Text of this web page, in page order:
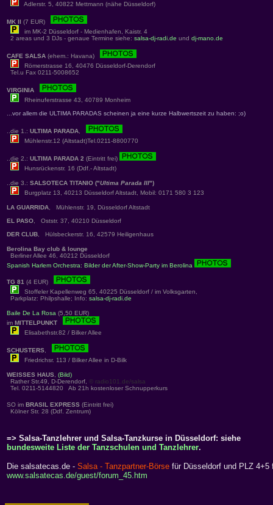
Adlerstr. 5, 40822 Mettmann (nähe Düsseldorf)
MK II (7 EUR)
im MK-2 Düsseldorf - Medienhafen, Kaistr. 4
2 areas und 3 DJs - genaue Termine siehe: salsa-dj-radi.de und dj-mano.de
CAFE SALSA (ehem.: Havana)
Römerstrasse 16, 40476 Düsseldorf-Derendorf
Tel.u Fax 0211-5008652
VIRGINIA
Rheinuferstrasse 43, 40789 Monheim
...vor allem die ULTIMA PARADAS scheinen ja eine kurze Halbwertszeit zu haben: ;o)
..die 1.: ULTIMA PARADA,
Mühlenstr.12 (Altstadt)Tel.0211-8800770
..die 2.: ULTIMA PARADA 2 (Eintritt frei)
Hunsrückenstr. 16 (Ddf.- Altstadt)
..die 3.: SALSOTECA TITANIO ("Ultima Parada III")
Burgplatz 13, 40213 Düsseldorf Altstadt, Mobil: 0171 580 3 123
LA GUARRIDA, Mühlenstr. 19, Düsseldorf Altstadt
EL PASO, Oststr. 37, 40210 Düsseldorf
DER CLUB, Hülsbeckerstr. 16, 42579 Heiligenhaus
Berolina Bay club & lounge
Berliner Allee 46, 40212 Düsseldorf
Spanish Harlem Orchestra: Bilder der After-Show-Party im Berolina
TG 81 (4 EUR)
Stoffeler Kapellenweg 65, 40225 Düsseldorf / im Volksgarten,
Parkplatz: Philpshalle; Info: salsa-dj-radi.de
Baile De La Rosa (5,50 EUR)
im MITTELPUNKT
Elisabethstr.82 / Bilker Allee
SCHUSTERS,
Friedrichsr. 113 / Bilker Allee in D-Bilk
WEISSES HAUS, (Bild)
Rather Str.49, D-Derendorf, © radio101.de/salsa
Tel. 0211-5144820 Ab 21h kostenloser Schnupperkurs
SO im BRASIL EXPRESS (Eintritt frei)
Kölner Str. 28 (Ddf. Zentrum)
=> Salsa-Tanzlehrer und Salsa-Tanzkurse in Düsseldorf: siehe
bundesweite Liste der Tanzschulen und Tanzlehrer.
Die salsatecas.de - Salsa - Tanzpartner-Börse für Düsseldorf und PLZ 4+5
www.salsatecas.de/guest/forum_45.htm